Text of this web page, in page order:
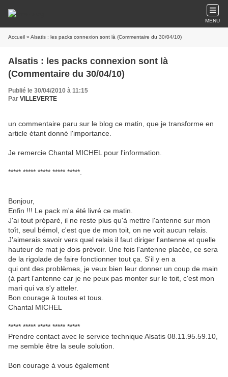
MENU
Accueil » Alsatis : les packs connexion sont là (Commentaire du 30/04/10)
Alsatis : les packs connexion sont là
(Commentaire du 30/04/10)
Publié le 30/04/2010 à 11:15
Par VILLEVERTE
un commentaire paru sur le blog ce matin, que je transforme en
article étant donné l'importance.
Je remercie Chantal MICHEL pour l'information.
***** ***** ***** ***** *****.
Bonjour,
Enfin !!! Le pack m'a été livré ce matin.
J'ai tout préparé, il ne reste plus qu'à mettre l'antenne sur mon
toît, seul bémol, c'est que de mon toit, on ne voit aucun relais.
J'aimerais savoir vers quel relais il faut diriger l'antenne et quelle
hauteur de mat je dois prévoir. Une fois l'antenne placée, ce sera
de la rigolade de faire fonctionner tout ça. S'il y en a
qui ont des problèmes, je veux bien leur donner un coup de main
(à part l'antenne car je ne peux pas monter sur le toit, c'est mon
mari qui va s'y atteler.
Bon courage à toutes et tous.
Chantal MICHEL
***** ***** ***** ***** *****
Prendre contact avec le service technique Alsatis 08.11.95.59.10,
me semble être la seule solution.
Bon courage à vous également